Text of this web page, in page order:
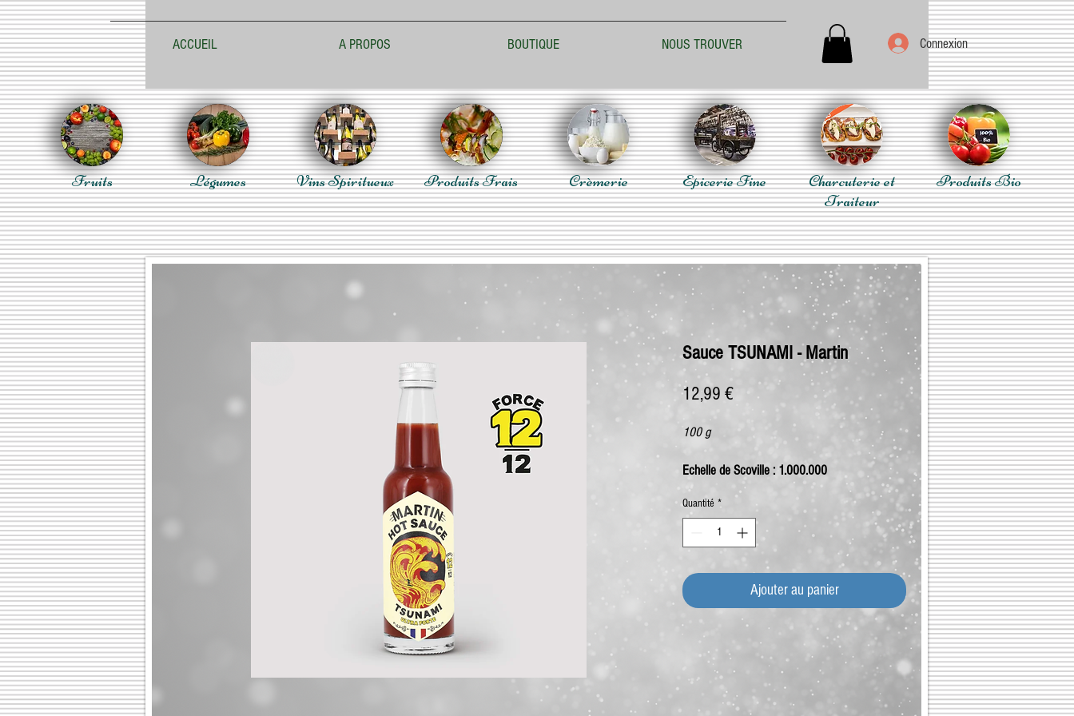
ACCUEIL A PROPOS BOUTIQUE NOUS TROUVER Connexion
Fruits Légumes Vins Spiritueux Produits Frais Crèmerie Epicerie Fine
Charcuterie et
Traiteur
Produits Bio
Sauce TSUNAMI - Martin
12,99 €Prix
100 g
Echelle de Scoville : 1.000.000
Quantité *
Ajouter au panier